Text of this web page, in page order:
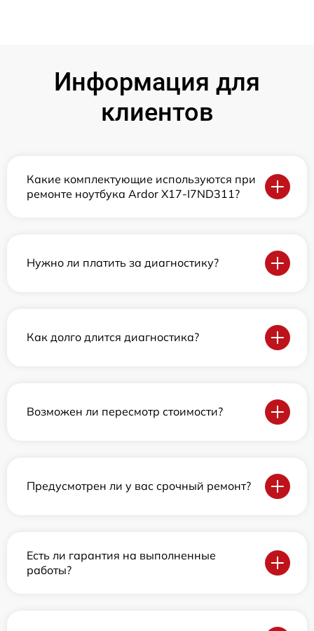
Информация для
клиентов
Какие комплектующие используются при
ремонте ноутбука Ardor X17-I7ND311?
Нужно ли платить за диагностику?
Как долго длится диагностика?
Возможен ли пересмотр стоимости?
Предусмотрен ли у вас срочный ремонт?
Есть ли гарантия на выполненные
работы?